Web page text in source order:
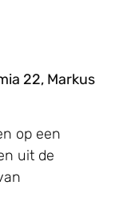
22, Markus
op een
uit de